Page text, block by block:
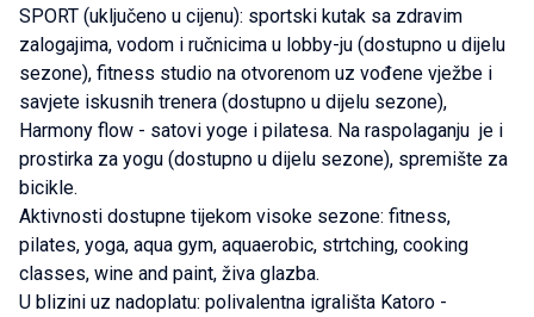
SPORT (uključeno u cijenu): sportski kutak sa zdravim
zalogajima, vodom i ručnicima u lobby-ju (dostupno u dijelu
sezone), fitness studio na otvorenom uz vođene vježbe i
savjete iskusnih trenera (dostupno u dijelu sezone),
Harmony flow - satovi yoge i pilatesa. Na raspolaganju je i
prostirka za yogu (dostupno u dijelu sezone), spremište za
bicikle.
Aktivnosti dostupne tijekom visoke sezone: fitness,
pilates, yoga, aqua gym, aquaerobic, strtching, cooking
classes, wine and paint, živa glazba.
U blizini uz nadoplatu: polivalentna igrališta Katoro -